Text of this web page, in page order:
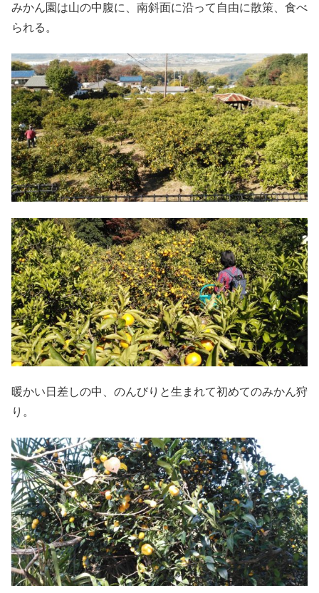
みかん園は山の中腹に、南斜面に沿って自由に散策、食べ
られる。
暖かい日差しの中、のんびりと生まれて初めてのみかん狩
り。